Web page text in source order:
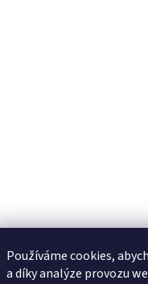
Používáme cookies,
a díky analýze provozu